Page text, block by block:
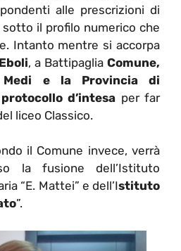
alle prescrizioni di
sotto il profilo numerico che
Intanto mentre si accorpa
, a Battipaglia Comune,
Medi e la Provincia di
protocollo d’intesa per far
liceo Classico.
il Comune invece, verrà
la fusione dell’Istituto
“E. Mattei” e dell’Istituto
”.